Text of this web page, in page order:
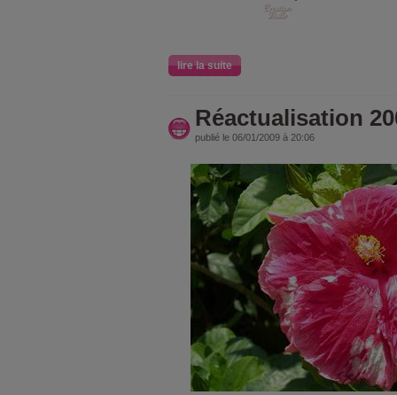
lire la suite
Réactualisation
publié le 06/01/2009 à 20:06